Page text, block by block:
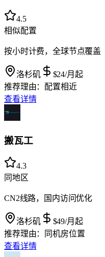
4.5
相似配置
按小时计费，全球节点覆盖
洛杉矶 $24/月起
推荐理由： 配置相近
查看详情
搬瓦工
4.3
同地区
CN2线路，国内访问优化
洛杉矶 $49/月起
推荐理由：
同机房位置
查看详情